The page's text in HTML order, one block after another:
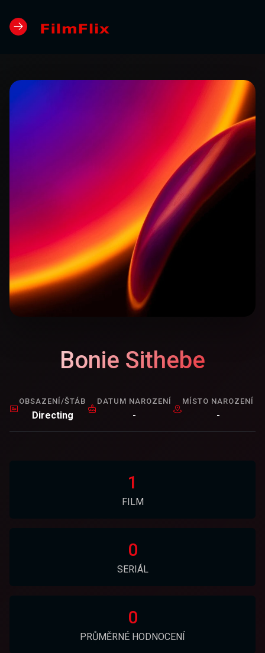
Bonie Sithebe
OBSAZENÍ/ŠTÁB
Directing
DATUM NAROZENÍ
-
MÍSTO NAROZENÍ
-
1
FILM
0
SERIÁL
0
PRŮMĚRNÉ HODNOCENÍ